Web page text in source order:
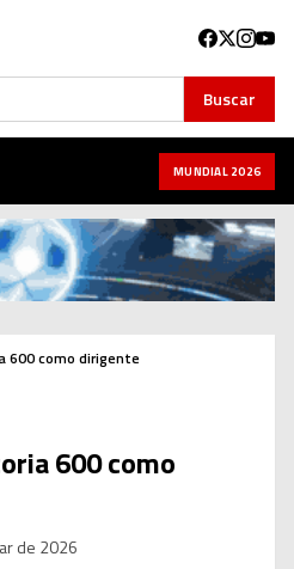
Buscar
MUNDIAL 2026
600 como dirigente
600 como
de 2026